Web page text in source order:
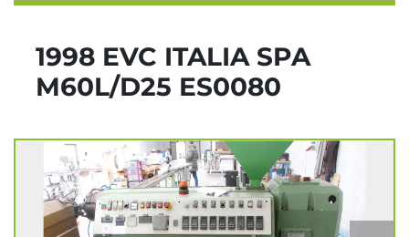
1998 EVC ITALIA SPA
M60L/D25 ES0080